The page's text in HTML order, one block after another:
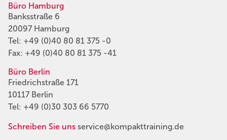
Büro Hamburg
Banksstraße 6
20097 Hamburg
Tel: +49 (0)40 80 81 375 -0
Fax: +49 (0)40 80 81 375 -41
Büro Berlin
Friedrichstraße 171
10117 Berlin
Tel: +49 (0)30 303 66 5770
Schreiben Sie uns service@kompakttraining.de